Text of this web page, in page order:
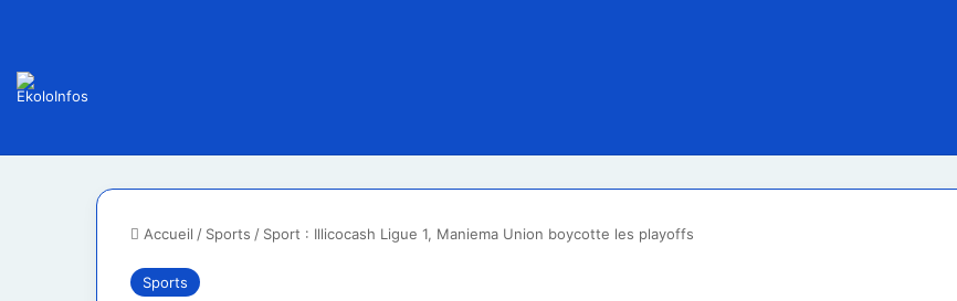
Accueil / Sports / Sport : Illicocash Ligue 1, Maniema Union boycotte les playoffs
Sports